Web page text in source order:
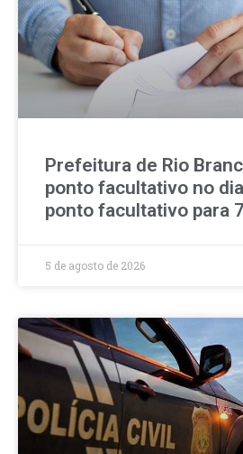
Prefeitura de Rio
ponto facultativo no
ponto facultativo para
5 de agosto de 2026